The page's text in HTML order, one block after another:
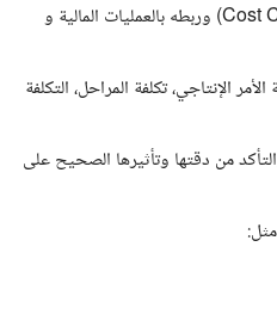
تصميم نظام لمراكز التكلفة (Cost Centers) وربطه بالعمليات المالية و
الإنتاجي، تكلفة المراحل، التكلفة
من دقتها وتأثيرها الصحيح على